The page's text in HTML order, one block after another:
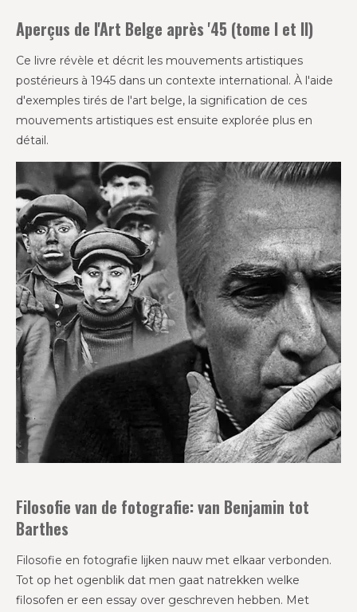
Aperçus de l'Art Belge après '45 (tome I et II)
Ce livre révèle et décrit les mouvements artistiques
postérieurs à 1945 dans un contexte international. À l'aide
d'exemples tirés de l'art belge, la signification de ces
mouvements artistiques est ensuite explorée plus en
détail.
Filosofie van de fotografie: van Benjamin tot
Barthes
Filosofie en fotografie lijken nauw met elkaar verbonden.
Tot op het ogenblik dat men gaat natrekken welke
filosofen er een essay over geschreven hebben. Met